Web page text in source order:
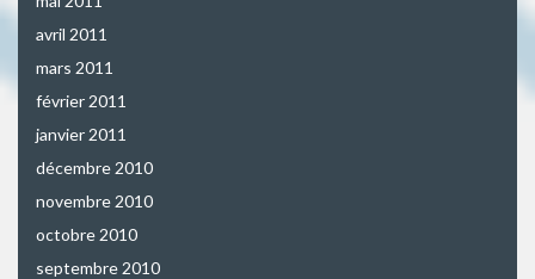
avril 2011
mars 2011
février 2011
janvier 2011
décembre 2010
novembre 2010
octobre 2010
septembre 2010